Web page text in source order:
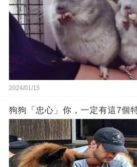
2024/01/15
狗狗「忠心」你，一定有這7個